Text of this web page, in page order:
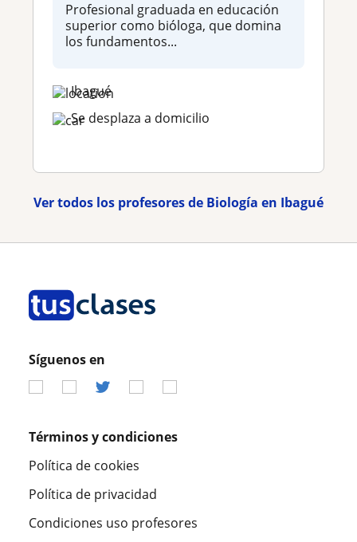
Profesional graduada en educación
superior como bióloga, que domina
los fundamentos...
Ibagué
Se desplaza a domicilio
Ver todos los profesores de Biología en Ibagué
Síguenos en
Términos y condiciones
Política de cookies
Política de privacidad
Condiciones uso profesores